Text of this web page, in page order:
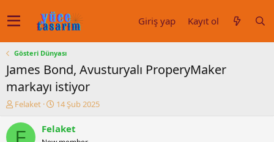
Giriş yap Kayıt ol
Gösteri Dünyası
James Bond, Avusturyalı ProperyMaker
markayı istiyor
K
n
u
Felaket
B
ş
14 Şub 2025
F Felaket